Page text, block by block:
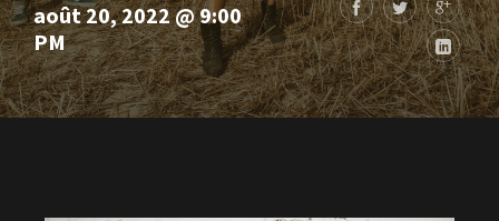
août 20, 2022 @ 9:00
PM